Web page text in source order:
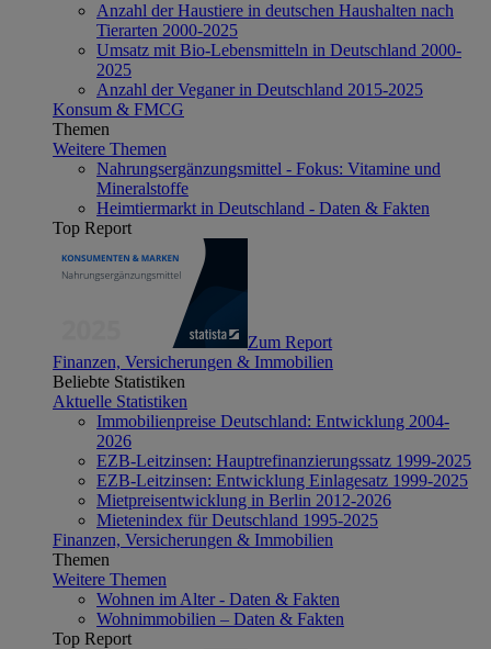
Anzahl der Haustiere in deutschen Haushalten nach
Tierarten 2000-2025
Umsatz mit Bio-Lebensmitteln in Deutschland 2000-
2025
Anzahl der Veganer in Deutschland 2015-2025
Konsum & FMCG
Themen
Weitere Themen
Nahrungsergänzungsmittel - Fokus: Vitamine und
Mineralstoffe
Heimtiermarkt in Deutschland - Daten & Fakten
Top Report
Zum Report
Finanzen, Versicherungen & Immobilien
Beliebte Statistiken
Aktuelle Statistiken
Immobilienpreise Deutschland: Entwicklung 2004-
2026
EZB-Leitzinsen: Hauptrefinanzierungssatz 1999-2025
EZB-Leitzinsen: Entwicklung Einlagesatz 1999-2025
Mietpreisentwicklung in Berlin 2012-2026
Mietenindex für Deutschland 1995-2025
Finanzen, Versicherungen & Immobilien
Themen
Weitere Themen
Wohnen im Alter - Daten & Fakten
Wohnimmobilien – Daten & Fakten
Top Report